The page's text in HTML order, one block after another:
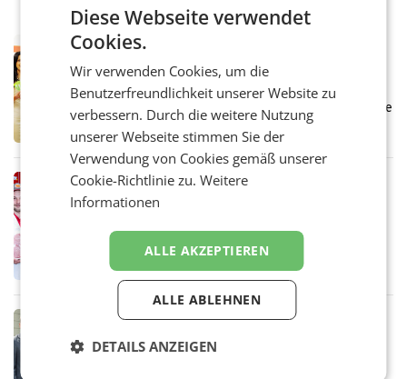
RETAIL
Eine Bühne für Zirkularität: ARA und
Müller informieren am POS über
Kreislauffähigkeit
Über den gesamten August hinweg rücken die
Altstoff Recycling Austria AG (ARA) und der
Handelskonzern Müller die Initiative
„Kreislauf-Helden“ in allen österreichischen
Müller-Filialen
RETAIL
Penny modernisiert zwei Filialen in
WIENER NEUDORF. – Im Rahmen einer
laufenden Modernisierungsoffensive
erneuert Penny zwei Filialen in Nieder- und
Oberösterreich. Die beiden Standorte liegen
in Haag sowie im rund
RETAIL
Alles bereit für den Wechsel: Jürgen
Diese Webseite verwendet
Cookies.
Wir verwenden Cookies, um die
Benutzerfreundlichkeit unserer Website zu
verbessern. Durch die weitere Nutzung
unserer Webseite stimmen Sie der
Verwendung von Cookies gemäß unserer
Cookie-Richtlinie zu.Weitere
Informationen
ALLE AKZEPTIEREN
ALLE ABLEHNEN
DETAILS ANZEIGEN